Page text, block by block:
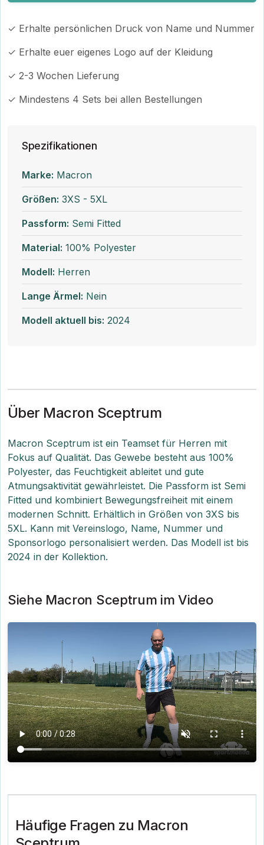
✓ Erhalte persönlichen Druck von Name und Nummer
✓ Erhalte euer eigenes Logo auf der Kleidung
✓ 2-3 Wochen Lieferung
✓ Mindestens 4 Sets bei allen Bestellungen
Spezifikationen
Marke: Macron
Größen: 3XS - 5XL
Passform: Semi Fitted
Material: 100% Polyester
Modell: Herren
Lange Ärmel: Nein
Modell aktuell bis: 2024
Über Macron Sceptrum
Macron Sceptrum ist ein Teamset für Herren mit
Fokus auf Qualität. Das Gewebe besteht aus 100%
Polyester, das Feuchtigkeit ableitet und gute
Atmungsaktivität gewährleistet. Die Passform ist Semi
Fitted und kombiniert Bewegungsfreiheit mit einem
modernen Schnitt. Erhältlich in Größen von 3XS bis
5XL. Kann mit Vereinslogo, Name, Nummer und
Sponsorlogo personalisiert werden. Das Modell ist bis
2024 in der Kollektion.
Siehe Macron Sceptrum im Video
Häufige Fragen zu Macron